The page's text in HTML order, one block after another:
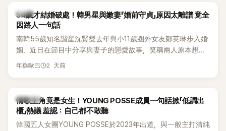
韓星
54歲才結婚破處！韓男星與嫩妻「婚前守貞」原因太離譜 竟全
因路人一句話
南韓55歲知名諧星沈賢燮去年與小11歲圈外女友鄭英琳步入婚
姻，近日在節目中分享與妻子的戀愛故事，笑稱兩人原本想享
受兩人世界，沒想到站在飯店門口時竟被路人認出，還一路替
年糕歐巴 2 天前
K-POP
情歌主角竟是女生！YOUNG POSSE成員一句話掀「低調出
櫃」熱議 羞認：自己都不敢聽
韓國五人女團YOUNG POSSE於2023年出道，與一般主打清純